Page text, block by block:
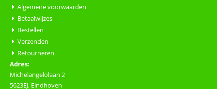
Algemene voorwaarden
Betaalwijzes
Bestellen
Verzenden
Retourneren
Adres:
Michelangelolaan 2
5623EJ, Eindhoven